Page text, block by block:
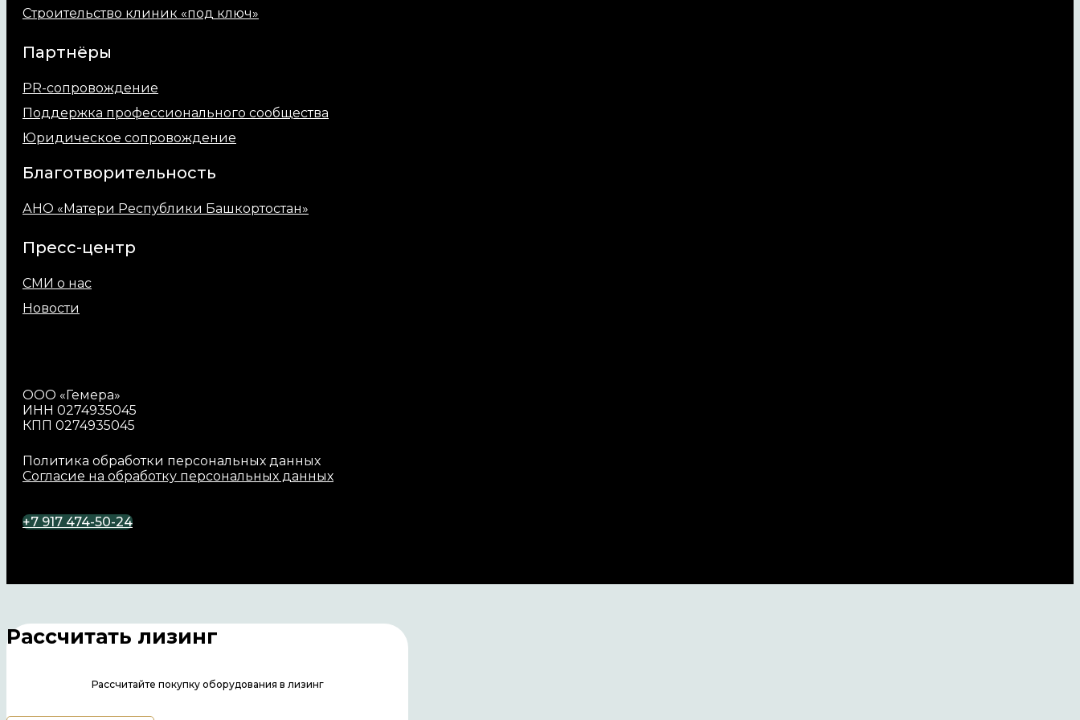
Строительство клиник «под ключ»
Партнёры
PR-сопровождение
Поддержка профессионального сообщества
Юридическое сопровождение
Благотворительность
АНО «Матери Республики Башкортостан»
Пресс-центр
СМИ о нас
Новости
ООО «Гемера»
ИНН 0274935045
КПП 0274935045
Политика обработки персональных данных
Согласие на обработку персональных данных
+7 917 474-50-24
Рассчитать лизинг
Рассчитайте покупку оборудования в лизинг